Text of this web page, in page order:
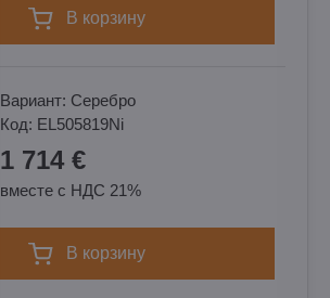
в корзину
Вариант: Cеребро
Код: EL505819Ni
1 714 €
вместе с НДС 21%
в корзину